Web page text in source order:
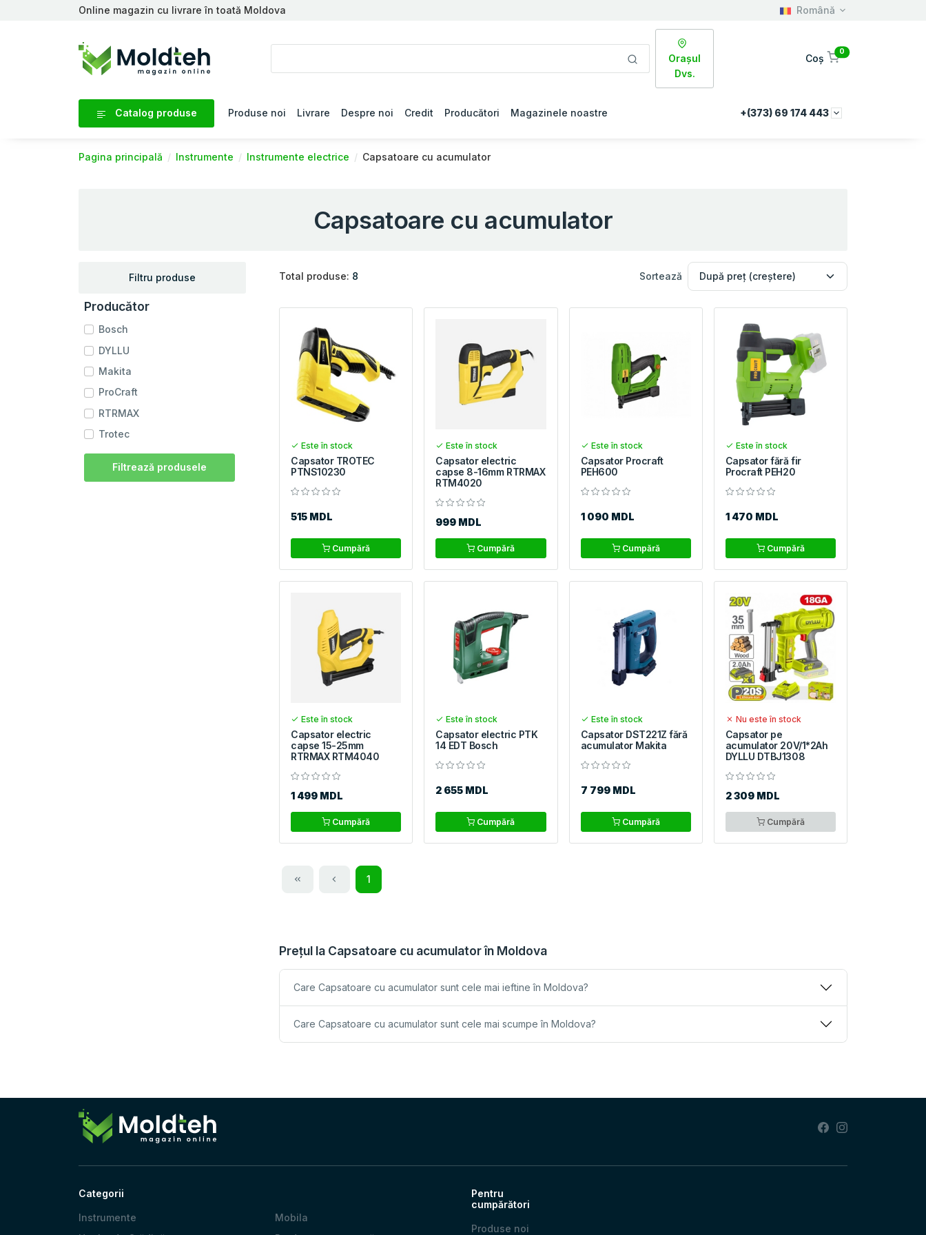
Online magazin cu livrare în toată Moldova Română
Orașul
Dvs.
Coș
0
Catalog produse Produse noi Livrare Despre noi Credit Producători Magazinele noastre +(373) 69 174 443
Pagina principală Instrumente Instrumente electrice Capsatoare cu acumulator
Capsatoare cu acumulator
Filtru produse
Producător
Bosch
DYLLU
Makita
ProCraft
RTRMAX
Trotec
Filtrează produsele
Total produse: 8 Sortează
Este în stock
Capsator TROTEC
PTNS10230
515 MDL
Cumpără
Este în stock
Capsator electric
capse 8-16mm RTRMAX
RTM4020
999 MDL
Cumpără
Este în stock
Capsator Procraft
PEH600
1 090 MDL
Cumpără
Este în stock
Capsator fără fir
Procraft PEH20
1 470 MDL
Cumpără
Este în stock
Capsator electric
capse 15-25mm
RTRMAX RTM4040
1 499 MDL
Cumpără
Este în stock
Capsator electric PTK
14 EDT Bosch
2 655 MDL
Cumpără
Este în stock
Capsator DST221Z fără
acumulator Makita
7 799 MDL
Cumpără
Nu este în stock
Capsator pe
acumulator 20V/1*2Ah
DYLLU DTBJ1308
2 309 MDL
Cumpără
1
Prețul la Capsatoare cu acumulator în Moldova
Care Capsatoare cu acumulator sunt cele mai ieftine în Moldova?
Care Capsatoare cu acumulator sunt cele mai scumpe în Moldova?
Categorii
Instrumente
Mobila
Pentru
cumpărători
Produse noi